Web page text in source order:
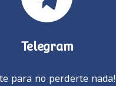
Telegram
para no perderte nada!